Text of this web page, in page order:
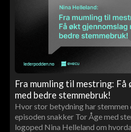
Fra mumling til mestring: Få
med bedre stemmebruk!
Hvor stor betydning har stemmen
episoden snakker Tor Åge med
logoped Nina Helleland om